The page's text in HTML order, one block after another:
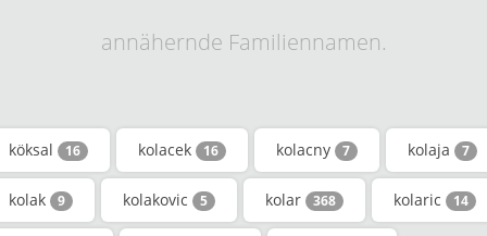
annähernde Familiennamen.
köksal 16 kolacek 16 kolacny 7 kolaja 7
kolak 9 kolakovic 5 kolar 368 kolaric 14